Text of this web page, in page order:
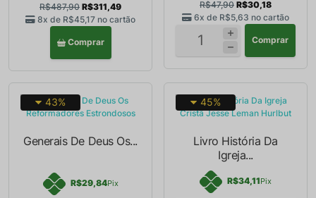
R$487,90 R$311,49
8x de R$45,17 no cartão
Comprar
R$47,90 R$30,18
6x de R$5,63 no cartão
Comprar
43%
Generais De Deus Os...
R$29,84Pix
45%
Livro História Da
Igreja...
R$34,11Pix